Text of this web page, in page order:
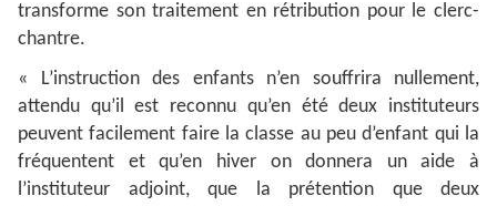
transforme son traitement en rétribution pour le clerc-
chantre.
« L’instruction des enfants n’en souffrira nullement,
attendu qu’il est reconnu qu’en été deux instituteurs
peuvent facilement faire la classe au peu d’enfant qui la
fréquentent et qu’en hiver on donnera un aide à
l’instituteur adjoint, que la prétention que deux